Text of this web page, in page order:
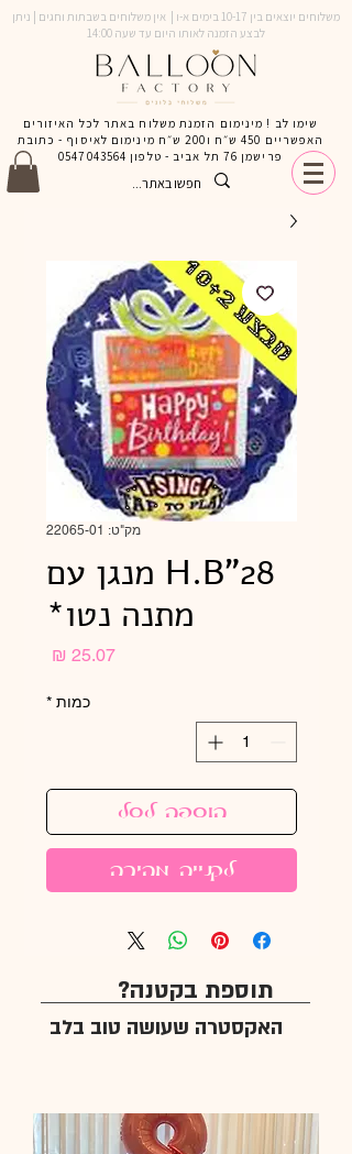
משלוחים יוצאים בין 10-17 בימים א-ו | אין משלוחים בשבתות וחגים | ניתן
לבצע הזמנה לאותו היום עד שעה 14:00
שימו לב ! מינימום הזמנת משלוח באתר לכל האיזורים
האפשריים 450 ש״ח ו200 ש״ח מינימום לאיסוף - כתובת
פרישמן 76 תל אביב - טלפון
0547043564
מק"ט: 22065-01
H.B"28 מנגן עם
מתנה נטו*
כמות *
הוספה לסל
לקנייה מהירה
תוספת בקטנה?
האקסטרה שעושה טוב בלב